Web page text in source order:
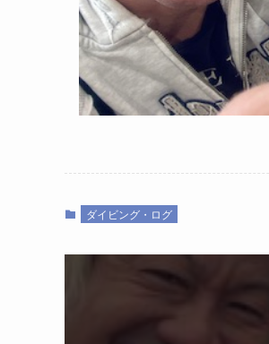
ダイビング・ログ